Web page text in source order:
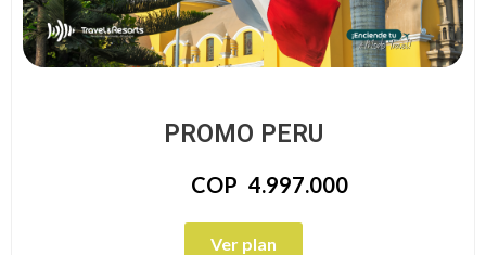
PROMO PERU
COP 4.997.000
Ver plan